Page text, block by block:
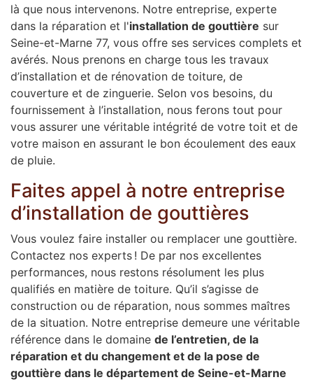
là que nous intervenons. Notre entreprise, experte
dans la réparation et l'installation de gouttière sur
Seine-et-Marne 77, vous offre ses services complets et
avérés. Nous prenons en charge tous les travaux
d’installation et de rénovation de toiture, de
couverture et de zinguerie. Selon vos besoins, du
fournissement à l’installation, nous ferons tout pour
vous assurer une véritable intégrité de votre toit et de
votre maison en assurant le bon écoulement des eaux
de pluie.
Faites appel à notre entreprise
d’installation de gouttières
Vous voulez faire installer ou remplacer une gouttière.
Contactez nos experts ! De par nos excellentes
performances, nous restons résolument les plus
qualifiés en matière de toiture. Qu’il s’agisse de
construction ou de réparation, nous sommes maîtres
de la situation. Notre entreprise demeure une véritable
référence dans le domaine de l’entretien, de la
réparation et du changement et de la pose de
gouttière dans le département de Seine-et-Marne